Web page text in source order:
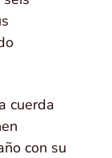
cuerda
con su